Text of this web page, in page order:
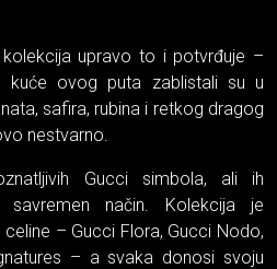
upravo to i potvrđuje –
kuće ovog puta zablistali su u
safira, rubina i retkog dragog
nestvarno.
Gucci simbola, ali ih
savremen način. Kolekcija je
– Gucci Flora, Gucci Nodo,
– a svaka donosi svoju